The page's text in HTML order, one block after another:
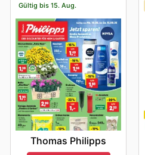
Gültig bis 15. Aug.
Thomas Philipps